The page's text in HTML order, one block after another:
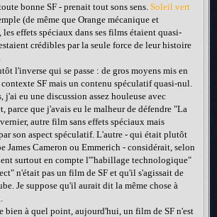
bonne SF - prenait tout sons sens. Soleil vert
(de même que Orange mécanique et
effets spéciaux dans ses films étaient quasi-
crédibles par la seule force de leur histoire
l'inverse qui se passe : de gros moyens mis en
SF mais un contenu spéculatif quasi-nul.
j'ai eu une discussion assez houleuse avec
parce que j'avais eu le malheur de défendre "La
autre film sans effets spéciaux mais
son aspect spéculatif. L'autre - qui était plutôt
James Cameron ou Emmerich - considérait, selon
surtout en compte l'"habillage technologique"
n'était pas un film de SF et qu'il s'agissait de
Je suppose qu'il aurait dit la même chose à
bien à quel point, aujourd'hui, un film de SF n'est